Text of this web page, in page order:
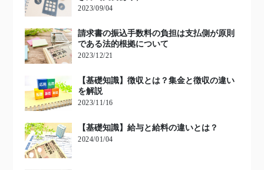
2023/09/04
請求書の振込手数料の負担は支払側が原則
である法的根拠について
2023/12/21
【基礎知識】徴収とは？集金と徴収の違い
を解説
2023/11/16
【基礎知識】給与と給料の違いとは？
2024/01/04